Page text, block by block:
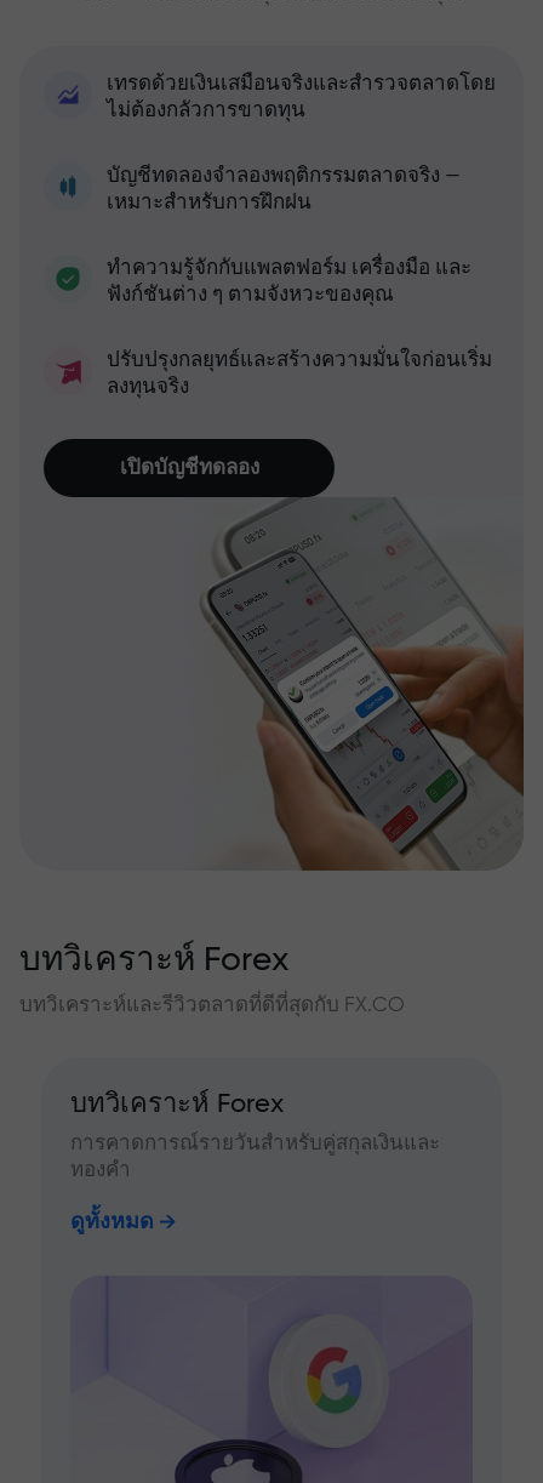
เทรดด้วยเงินเสมือนจริงและสำรวจตลาดโดย
ไม่ต้องกลัวการขาดทุน
บัญชีทดลองจำลองพฤติกรรมตลาดจริง —
เหมาะสำหรับการฝึกฝน
ทำความรู้จักกับแพลตฟอร์ม เครื่องมือ และ
ฟังก์ชันต่าง ๆ ตามจังหวะของคุณ
ปรับปรุงกลยุทธ์และสร้างความมั่นใจก่อนเริ่ม
ลงทุนจริง
เปิดบัญชีทดลอง
บทวิเคราะห์ Forex
บทวิเคราะห์และรีวิวตลาดที่ดีที่สุดกับ FX.CO
บทวิเคราะห์ Forex
การคาดการณ์รายวันสำหรับคู่สกุลเงินและ
ทองคำ
ดูทั้งหมด